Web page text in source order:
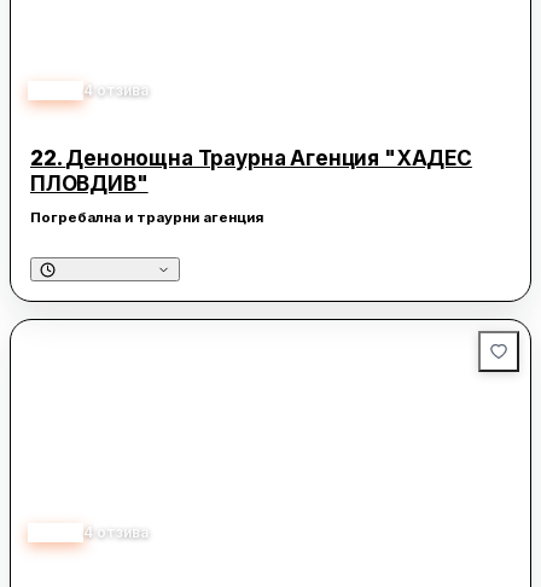
4 отзива
22. Денонощна Траурна Агенция "ХАДЕС
ПЛОВДИВ"
Погребална и траурни агенция
4 отзива